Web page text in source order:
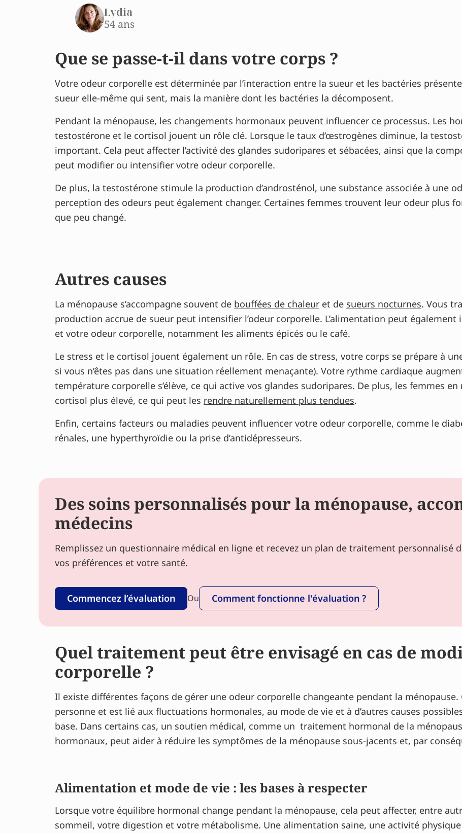
Lydia
54 ans
Que se passe-t-il dans votre corps ?
Votre odeur corporelle est déterminée par l’interaction entre la sueur et les bactéries
sueur elle-même qui sent, mais la manière dont les bactéries la décomposent.
Pendant la ménopause, les changements hormonaux peuvent influencer ce processus. Les
testostérone et le cortisol jouent un rôle clé. Lorsque le taux d’œstrogènes diminue, la
important. Cela peut affecter l’activité des glandes sudoripares et sébacées, ainsi que la
peut modifier ou intensifier votre odeur corporelle.
De plus, la testostérone stimule la production d’androsténol, une substance associée à une
perception des odeurs peut également changer. Certaines femmes trouvent leur odeur plus
que peu changé.
Autres causes
La ménopause s’accompagne souvent de bouffées de chaleur et de sueurs nocturnes. Vous
production accrue de sueur peut intensifier l’odeur corporelle. L’alimentation peut
et votre odeur corporelle, notamment les aliments épicés ou le café.
Le stress et le cortisol jouent également un rôle. En cas de stress, votre corps se prépare à
si vous n’êtes pas dans une situation réellement menaçante). Votre rythme cardiaque
température corporelle s’élève, ce qui active vos glandes sudoripares. De plus, les femmes
cortisol plus élevé, ce qui peut les rendre naturellement plus tendues.
Enfin, certains facteurs ou maladies peuvent influencer votre odeur corporelle, comme le
rénales, une hyperthyroïdie ou la prise d’antidépresseurs.
Des soins personnalisés pour la ménopause,
médecins
Remplissez un questionnaire médical en ligne et recevez un plan de traitement personnalisé
vos préférences et votre santé.
Commencez l’évaluation Ou Comment fonctionne l'évaluation ?
Quel traitement peut être envisagé en cas de
corporelle ?
Il existe différentes façons de gérer une odeur corporelle changeante pendant la
personne et est lié aux fluctuations hormonales, au mode de vie et à d’autres causes
base. Dans certains cas, un soutien médical, comme un traitement hormonal de la
hormonaux, peut aider à réduire les symptômes de la ménopause sous-jacents et, par
Alimentation et mode de vie : les bases à respecter
Lorsque votre équilibre hormonal change pendant la ménopause, cela peut affecter, entre
sommeil, votre digestion et votre métabolisme. Une alimentation saine, une activité